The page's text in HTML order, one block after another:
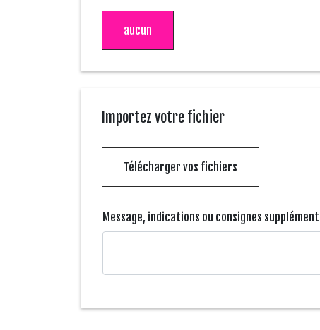
aucun
Importez votre fichier
Télécharger vos fichiers
Message, indications ou consignes